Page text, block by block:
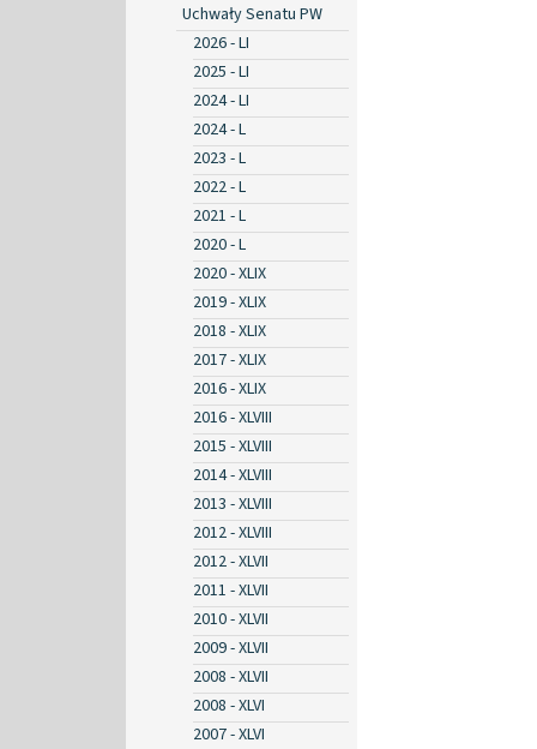
Uchwały Senatu PW
2026 - LI
2025 - LI
2024 - LI
2024 - L
2023 - L
2022 - L
2021 - L
2020 - L
2020 - XLIX
2019 - XLIX
2018 - XLIX
2017 - XLIX
2016 - XLIX
2016 - XLVIII
2015 - XLVIII
2014 - XLVIII
2013 - XLVIII
2012 - XLVIII
2012 - XLVII
2011 - XLVII
2010 - XLVII
2009 - XLVII
2008 - XLVII
2008 - XLVI
2007 - XLVI